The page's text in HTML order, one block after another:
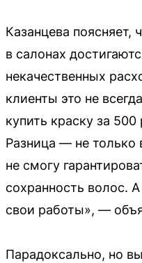
Казанцева поясняет,
в салонах
некачественных
клиенты это не
купить краску за
Разница — не только
не смогу
сохранность волос.
свои работы», —
Парадоксально, но